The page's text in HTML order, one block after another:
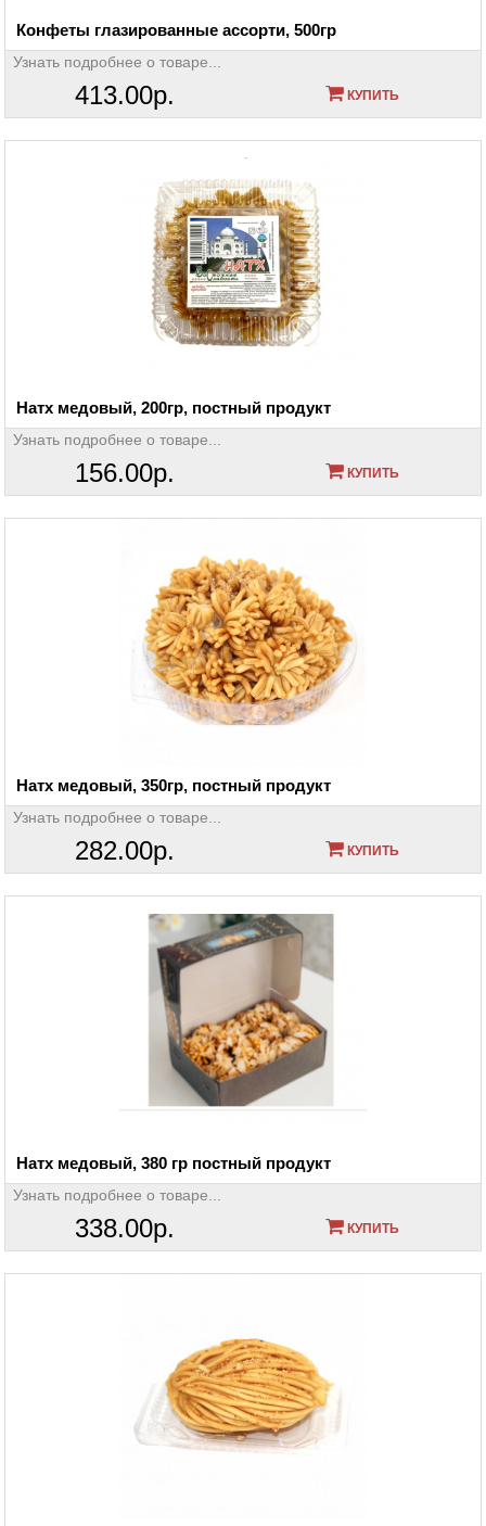
Конфеты глазированные ассорти, 500гр
Узнать подробнее о товаре...
413.00р. КУПИТЬ
Натх медовый, 200гр, постный продукт
Узнать подробнее о товаре...
156.00р. КУПИТЬ
Натх медовый, 350гр, постный продукт
Узнать подробнее о товаре...
282.00р. КУПИТЬ
Натх медовый, 380 гр постный продукт
Узнать подробнее о товаре...
338.00р. КУПИТЬ